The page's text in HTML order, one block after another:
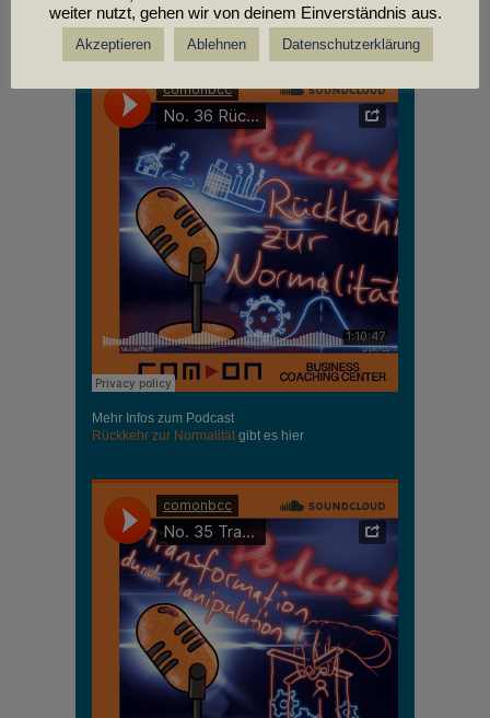
PODCASTS
Mehr Infos zum Podcast
Rückkehr zur Normalitätgibt es hier
weiter nutzt, gehen wir von deinem Einverständnis aus.
Akzeptieren Ablehnen Datenschutzerklärung